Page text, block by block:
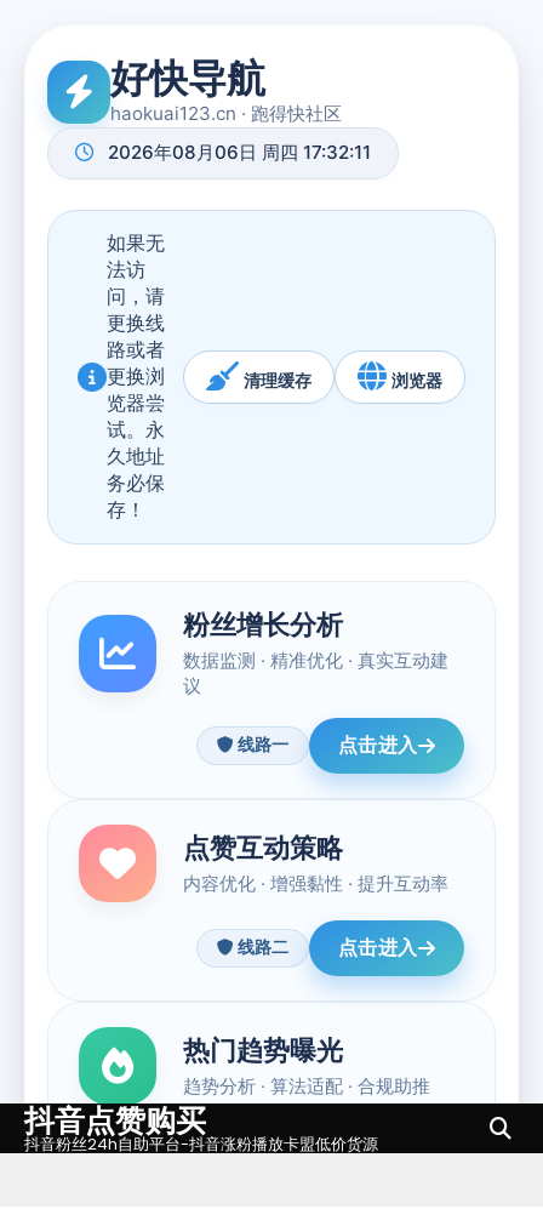
Skip抖音点赞购买
抖音粉丝24h自助平台-抖音涨粉播放卡盟低价货源